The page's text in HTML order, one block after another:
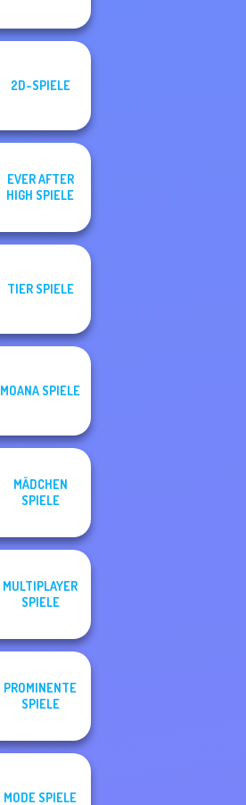
2D-SPIELE
EVER AFTER
HIGH SPIELE
TIER SPIELE
MOANA SPIELE
MÄDCHEN
SPIELE
MULTIPLAYER
SPIELE
PROMINENTE
SPIELE
MODE SPIELE